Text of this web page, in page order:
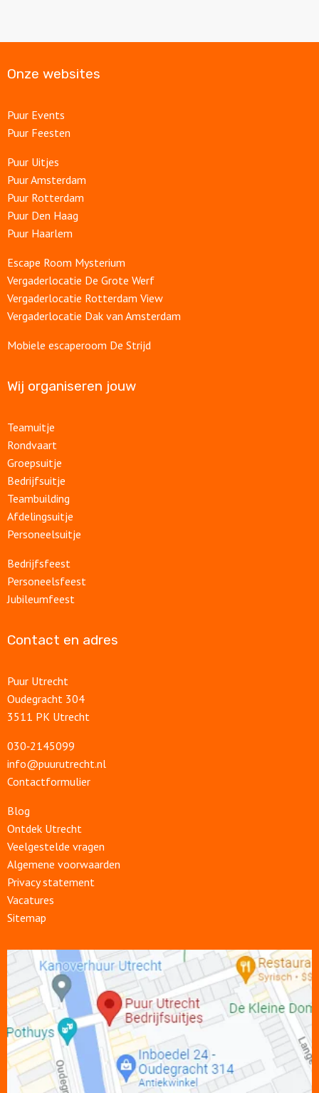
Onze websites
Puur Events
Puur Feesten
Puur Uitjes
Puur Amsterdam
Puur Rotterdam
Puur Den Haag
Puur Haarlem
Escape Room Mysterium
Vergaderlocatie De Grote Werf
Vergaderlocatie Rotterdam View
Vergaderlocatie Dak van Amsterdam
Mobiele escaperoom De Strijd
Wij organiseren jouw
Teamuitje
Rondvaart
Groepsuitje
Bedrijfsuitje
Teambuilding
Afdelingsuitje
Personeelsuitje
Bedrijfsfeest
Personeelsfeest
Jubileumfeest
Contact en adres
Puur Utrecht
Oudegracht 304
3511 PK Utrecht
030‑2145099
info@puurutrecht.nl
Contactformulier
Blog
Ontdek Utrecht
Veelgestelde vragen
Algemene voorwaarden
Privacy statement
Vacatures
Sitemap
link